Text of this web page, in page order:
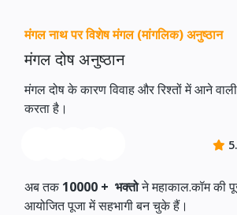
मंगल नाथ पर विशेष मंगल (मांगलिक) अनुष्ठान
मंगल दोष अनुष्ठान
मंगल दोष के कारण विवाह और रिश्तों में आने
करता है।
अब तक 10000 + भक्तोने महाकाल.कॉम की
आयोजित पूजा में सहभागी बन चुके हैं।